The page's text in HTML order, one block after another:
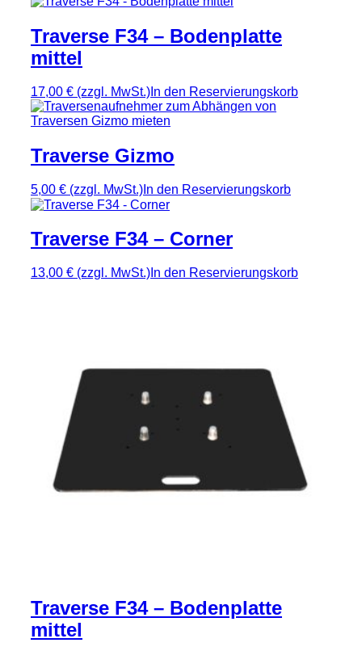
Traverse F34 – Bodenplatte
mittel
17,00 € (zzgl. MwSt.) In den Reservierungskorb
Traverse Gizmo
5,00 € (zzgl. MwSt.) In den Reservierungskorb
Traverse F34 – Corner
13,00 € (zzgl. MwSt.) In den Reservierungskorb
Traverse F34 – Bodenplatte
mittel